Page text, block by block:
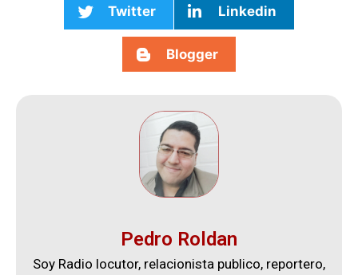
Twitter Linkedin
Blogger
Pedro Roldan
Soy Radio locutor, relacionista publico, reportero,